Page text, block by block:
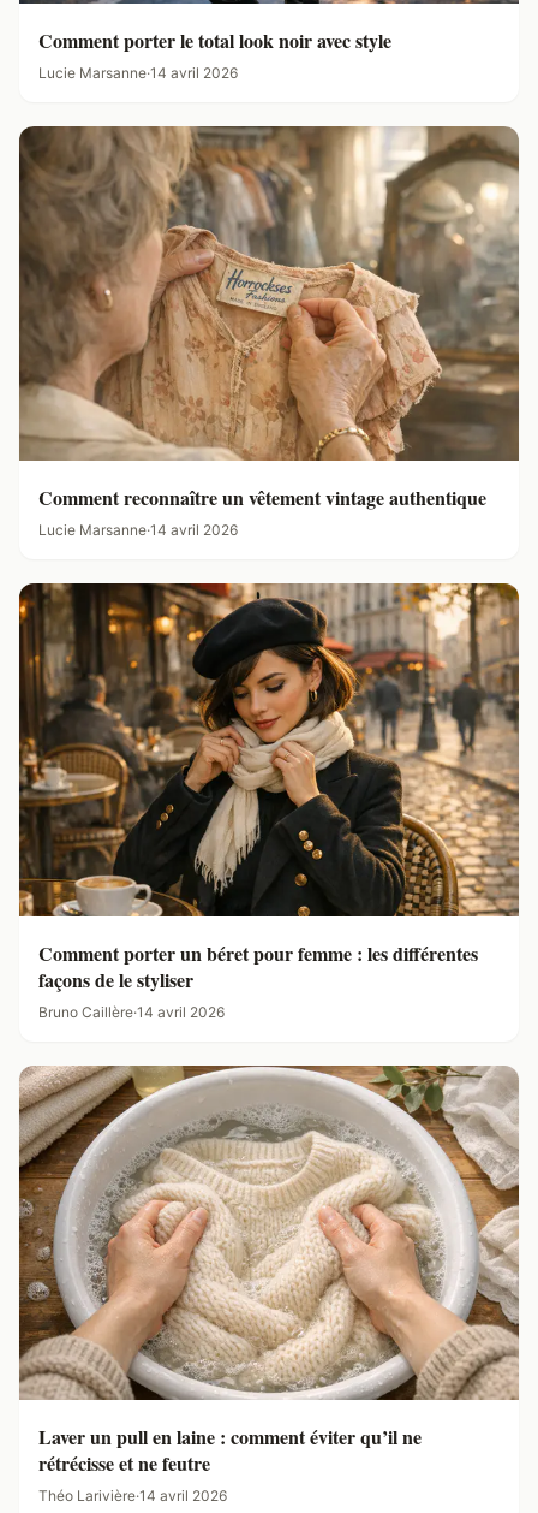
Comment porter le total look noir avec style
Lucie Marsanne·14 avril 2026
Comment reconnaître un vêtement vintage authentique
Lucie Marsanne·14 avril 2026
Comment porter un béret pour femme : les différentes
façons de le styliser
Bruno Caillère·14 avril 2026
Laver un pull en laine : comment éviter qu’il ne
rétrécisse et ne feutre
Théo Larivière·14 avril 2026